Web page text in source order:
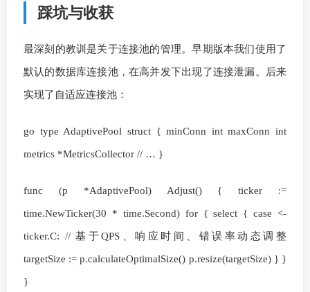
踩坑与收获
最深刻的教训是关于连接池的管理。早期版本我们使用了
默认的数据库连接池，在高并发下出现了连接泄漏。后来
实现了自适应连接池：
go type AdaptivePool struct { minConn int maxConn int
metrics *MetricsCollector // … }
func (p *AdaptivePool) Adjust() { ticker :=
time.NewTicker(30 * time.Second) for { select { case <-
ticker.C: // 基于QPS、响应时间、错误率动态调整
targetSize := p.calculateOptimalSize() p.resize(targetSize) } }
}